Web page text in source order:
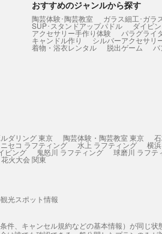
おすすめのジャンルから探す
陶芸体験･陶芸教室 ガラス細工･ガラ
SUP･スタンドアップパドル ダイビ
アクセサリー手作り体験 パラグライ
キャンドル作り シルバーアクセサリ
着物・浴衣レンタル 脱出ゲーム バ
ダリング 東京 陶芸体験・陶芸教室 東京
ニセコ ラフティング 水上 ラフティング 横
ビング 鬼怒川 ラフティング 球磨川 ラフテ
花火大会 関東
光スポット情報
、キャンセル規約などの基本情報）が同じ